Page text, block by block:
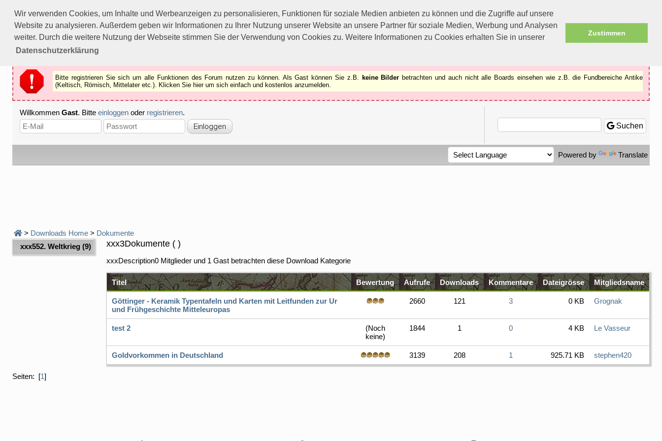
Wir verwenden Cookies, um Inhalte und Werbeanzeigen zu personalisieren, Funktionen für soziale Medien anbieten zu können und die Zugriffe auf unsere
Website zu analysieren. Außerdem geben wir Informationen zu Ihrer Nutzung unserer Website an unsere Partner für soziale Medien, Werbung und Analysen
weiter. Durch die weitere Nutzung der Webseite stimmen Sie der Verwendung von Cookies zu. Weitere Informationen zu Cookies erhalten Sie in unserer
Datenschutzerklärung
Zustimmen
Bitte registrieren Sie sich um alle Funktionen des Forums nutzen zu können.
Als Gast können Sie z.B.keine Bilderbetrachten.
Registrieren
Schliessen
Bitte registrieren Sie sich um alle Funktionen des Forum nutzen zu können. Als Gast können Sie z.B. keine Bilder betrachten und auch nicht alle Boards einsehen wie z.B. die Fundbereiche Antike
(Keltisch, Römisch, Mittelater etc.). Klicken Sie hier um sich einfach und kostenlos anzumelden.
Willkommen Gast. Bitte einloggen oder registrieren.
Suchen
Powered by Translate
> Downloads Home > Dokumente
xxx552. Weltkrieg (9) xxx3Dokumente ( )
xxxDescription0 Mitglieder und 1 Gast betrachten diese Download Kategorie
Titel Bewertung Aufrufe Downloads Kommentare Dateigrösse Mitgliedsname
Göttinger - Keramik Typentafeln und Karten mit Leitfunden zur Ur
und Frühgeschichte Mitteleuropas
2660 121 3 0 KB Grognak
test 2
(Noch
keine)
1844 1 0 4 KB Le Vasseur
Goldvorkommen in Deutschland 3139 208 1 925.71 KB stephen420
Seiten: [1]